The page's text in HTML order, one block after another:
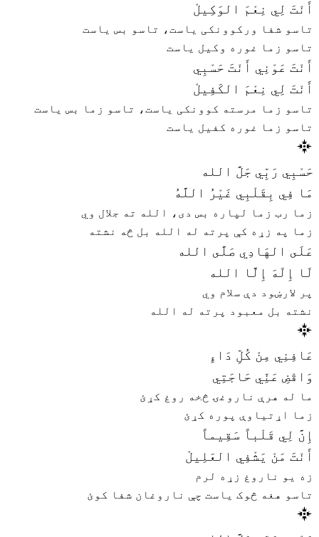
أَنْتَ لِي نِعْمَ الوَكِيلْ
تاسو شفا ورکوونکی یاست، تاسو بس یاست
تاسو زما غوره وکیل یاست
أَنْتَ عَوْنِي أَنْتَ حَسْبِي
أَنْتَ لِي نِعْمَ الكَفِيلْ
تاسو زما مرسته کوونکی یاست، تاسو زما بس یاست
تاسو زما غوره کفیل یاست
حَسْبِي رَبِّي جَلَّ الله
مَا فِي بِقَلْبِي غَيْرُ اللَّهُ
زما رب زما لپاره بس دی، الله ته جلال وي
زما په زړه کې پرته له الله بل څه نشته
عَلَى الهَادِي صَلَّى الله
لَا إِلَهَ إِلَّا الله
پر لارښود دې سلام وي
نشته بل معبود پرته له الله
عَافِنِي مِنْ كُلِّ دَاءٍ
وَاقْضِ عَنِّي حَاجَتِي
ما له هرې ناروغۍ څخه روغ کړئ
زما اړتیاوې پوره کړئ
إِنَّ لِي قَلْباً سَقِيماً
أَنْتَ مَنْ يَشْفِي العَلِيلْ
زه یو ناروغ زړه لرم
تاسو هغه څوک یاست چې ناروغان شفا کوئ